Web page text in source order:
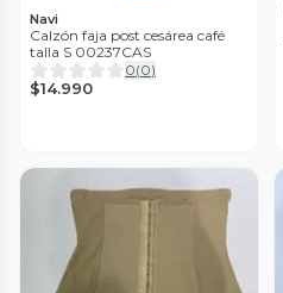
Navi
Calzón faja post cesárea café
talla S 00237CAS
0(0)
$14.990